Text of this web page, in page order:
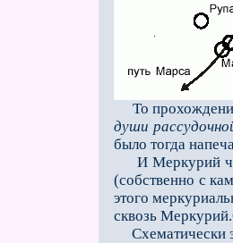
То
души
было тогда
И Меркурий
(собственно с
этого
сквозь
Схематически